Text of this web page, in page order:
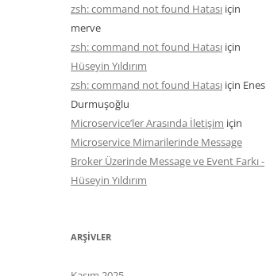
zsh: command not found Hatası için
merve
zsh: command not found Hatası için
Hüseyin Yıldırım
zsh: command not found Hatası için Enes
Durmuşoğlu
Microservice’ler Arasında İletişim için
Microservice Mimarilerinde Message
Broker Üzerinde Message ve Event Farkı -
Hüseyin Yıldırım
ARŞIVLER